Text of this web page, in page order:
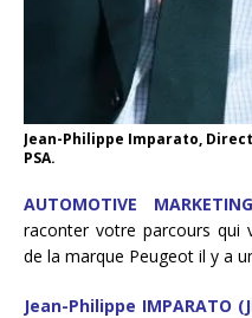
Jean-Philippe Imparato,
PSA.
AUTOMOTIVE
raconter votre parcours qui
de la marque Peugeot il y a
Jean-Philippe IMPARATO